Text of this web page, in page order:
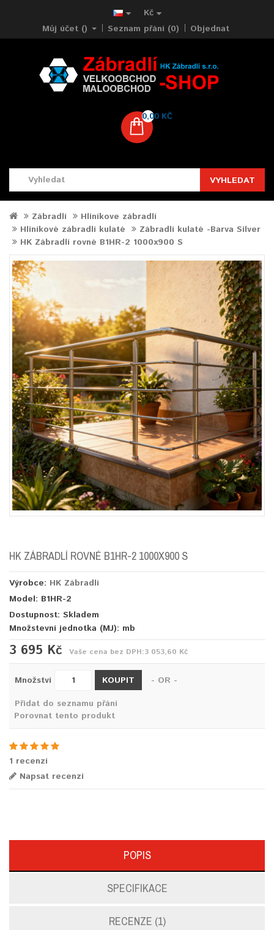
Kč
Můj účet ()
Seznam přání (0) Objednat
0,00 KČ
VYHLEDAT
Zábradlí
Hliníkove zábradlí
Hliníkové zábradlí kulaté
Zábradlí kulaté -Barva Silver
HK Zábradlí rovné B1HR-2 1000x900 S
HK ZÁBRADLÍ ROVNÉ B1HR-2 1000X900 S
Výrobce: HK Zábradlí
Model: B1HR-2
Dostupnost: Skladem
Množstevní jednotka (MJ): mb
3 695 Kč Vaše cena bez DPH:3 053,60 Kč
Množství KOUPIT
- OR -
Přidat do seznamu přání
Porovnat tento produkt
1 recenzí
Napsat recenzi
POPIS
SPECIFIKACE
RECENZE (1)